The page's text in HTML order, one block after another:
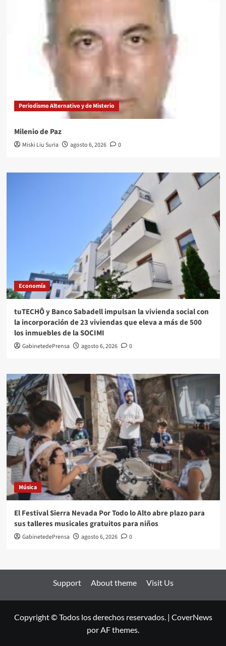
Periodismo Alternativo y de Misterio
Milenio de Paz
Miski Liu Suria agosto 6, 2026 0
Economía
tuTECHÔ y Banco Sabadell impulsan la vivienda social con
la incorporación de 23 viviendas que eleva a más de 500
los inmuebles de la SOCIMI
GabinetedePrensa agosto 6, 2026 0
Música
El Festival Sierra Nevada Por Todo lo Alto abre plazo para
sus talleres musicales gratuitos para niños
GabinetedePrensa agosto 6, 2026 0
Support About theme Visit Us
Copyright © Todos los derechos reservados. | CoverNews
por AF themes.